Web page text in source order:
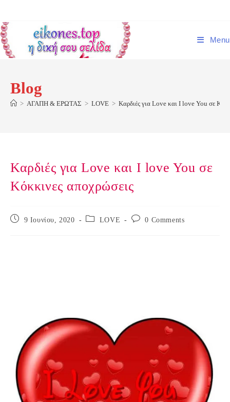
content
Menu
Blog
> ΑΓΑΠΗ & ΕΡΩΤΑΣ > LOVE > Καρδιές για Love και I love You σε
Καρδιές για Love και I love You σε
Κόκκινες αποχρώσεις
Post
9 Ιουνίου, 2020
Post LOVE
Post 0 Comments